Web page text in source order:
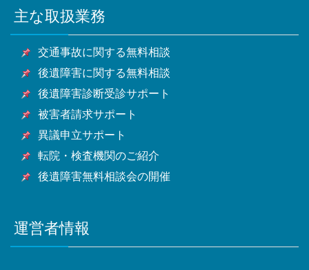
市・東大和市・清瀬市・東久留米市・武蔵村山市・多
摩市・稲城市・羽村市・あきる野市・西東京市他東京
都全域
潮市・富士見市・三郷市・蓮田市・坂戸市・幸手市・
鶴ヶ島市・日高市・吉川市・ふじみ野市・白岡市他埼
市・富津市・浦安市・四街道市・袖ケ浦市・八街市・
印西市・白井市・富里市・南房総市・匝瑳市・香取
市・山武市・いすみ市・大網白里市他千葉県全域
甲府市・山梨市・南アルプス市他山梨県全域・長野
県・静岡県等
主な取扱業務
交通事故に関する無料相談
後遺障害に関する無料相談
後遺障害診断受診サポート
被害者請求サポート
異議申立サポート
転院・検査機関のご紹介
後遺障害無料相談会の開催
運営者情報